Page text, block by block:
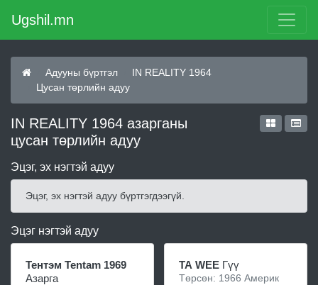
Ugshil.mn
Адууны бүртгэл
IN REALITY 1964
Цусан төрлийн адуу
IN REALITY 1964 азарганы
цусан төрлийн адуу
Эцэг, эх нэгтэй адуу
Эцэг, эх нэгтэй адуу бүртгэгдээгүй.
Эцэг нэгтэй адуу
Тентэм Tentam 1969
Азарга
TA WEE Гүү
Төрсөн: 1966 Америк